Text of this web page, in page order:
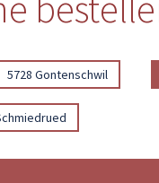
5728 Gontenschwil